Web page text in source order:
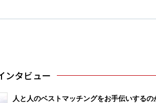
ンタビュー
人と人のベストマッチングをお手伝いする